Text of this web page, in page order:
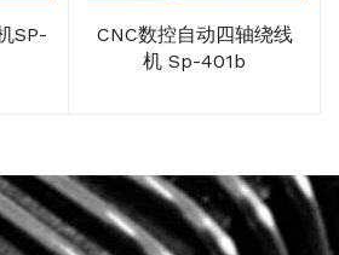
SP-
CNC数控自动四轴绕线
机 Sp-401b